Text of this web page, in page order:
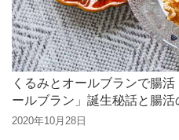
くるみとオールブランで腸
ールブラン」誕生秘話と腸活
2020年10月28日